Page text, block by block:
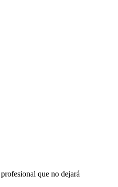
que no dejará